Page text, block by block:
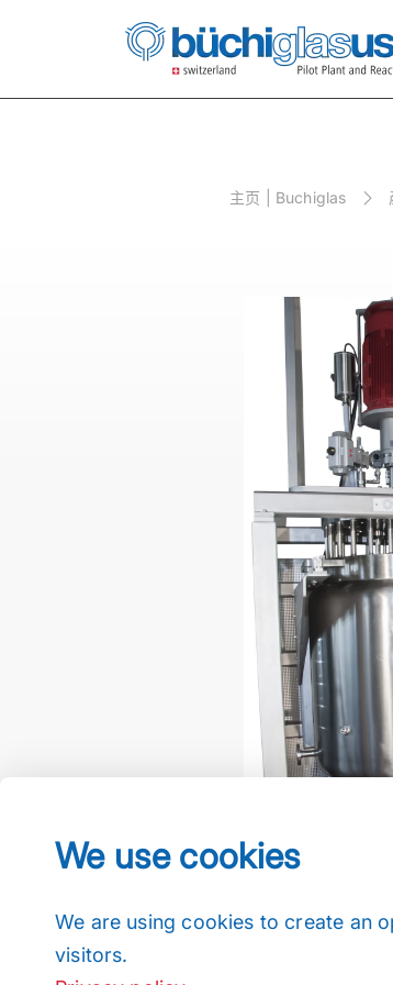
主⻚ | Buchiglas
We use cookies
We are using cookies to create an
visitors.